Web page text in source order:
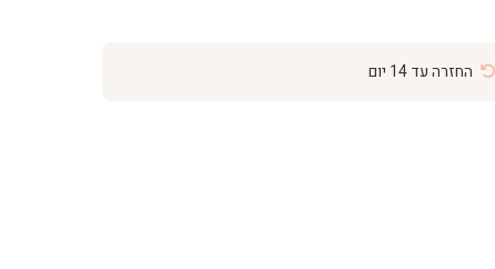
החזרה עד 14 יום